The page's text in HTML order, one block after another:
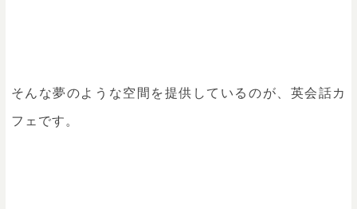
そんな夢のような空間を提供しているのが、英会話カ
フェです。